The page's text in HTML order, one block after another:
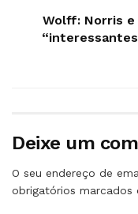
Wolff: Norris
Deixe um
O seu endereço de
obrigatórios marcados